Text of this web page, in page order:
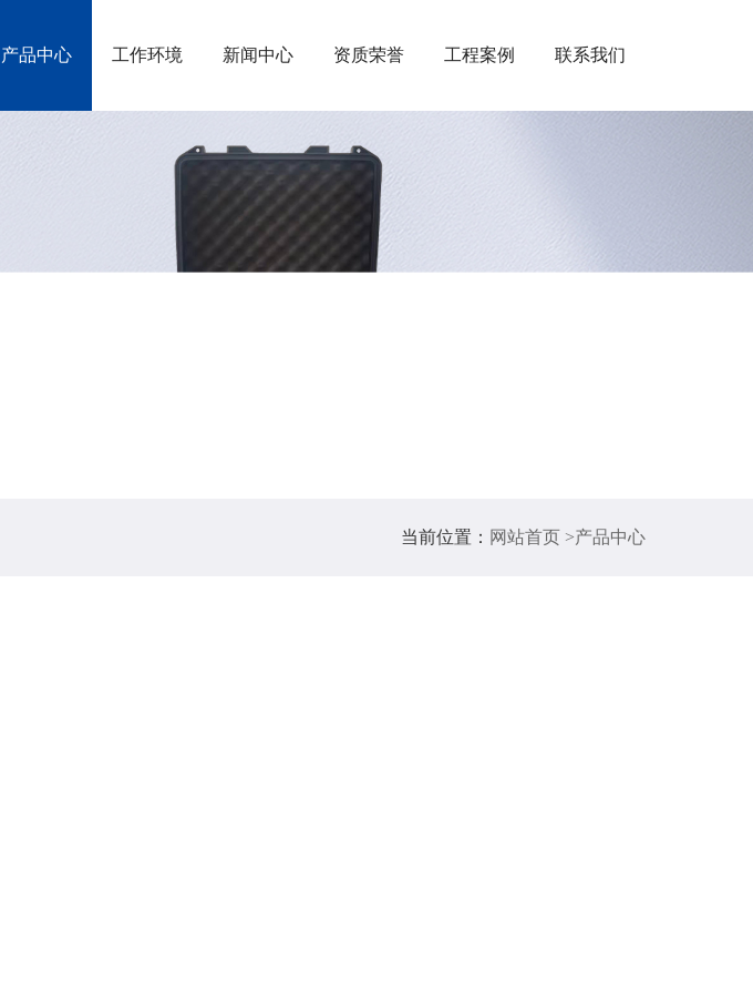
产品中心 工作环境 新闻中心 资质荣誉 工程案例 联系我们
当前位置： 网站首页 >产品中心